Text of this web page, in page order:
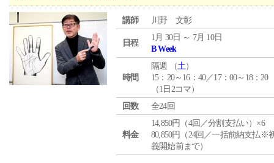
講師 川野 文彰
日程
1月 30日 ～ 7月 10日
B Week
時間
隔週 （土）
15：20～16：40／17：00～18：20
（1日2コマ）
回数
全24回
料金
14,850円（4回／分割支払い）×6
80,850円（24回／一括前納支払※
義開始前まで）